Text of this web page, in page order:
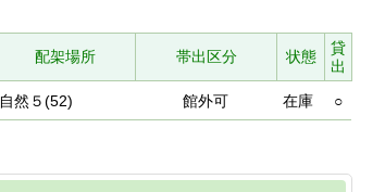
配架場所 帯出区分 状態
貸
出
自然５(52) 館外可 在庫 ○